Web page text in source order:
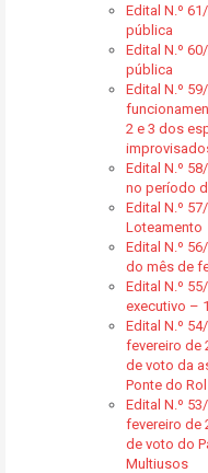
Edital N.º
pública
Edital N.º
pública
Edital N.º
2 e 3 dos
Edital N.º
no período
Edital N.º
Loteamento
Edital N.º
do mês de
Edital N.º
executivo –
Edital N.º
fevereiro de
de voto da
Ponte do Rol
Edital N.º
fevereiro de
de voto do
Multiusos